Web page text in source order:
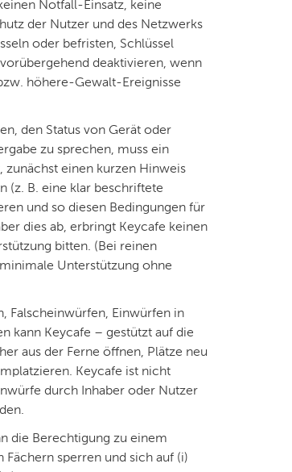
Notfall-Einsatz, keine
der Nutzer und des Netzwerks
oder befristen, Schlüssel
deaktivieren, wenn
höhere-Gewalt-Ereignisse
den Status von Gerät oder
zu sprechen, muss ein
zunächst einen kurzen Hinweis
(z. B. eine klar beschriftete
und so diesen Bedingungen für
dies ab, erbringt Keycafe keinen
bitten. (Bei reinen
Unterstützung ohne
Falscheinwürfen, Einwürfen in
kann Keycafe – gestützt auf die
aus der Ferne öffnen, Plätze neu
Keycafe ist nicht
durch Inhaber oder Nutzer
die Berechtigung zu einem
sperren und sich auf (i)